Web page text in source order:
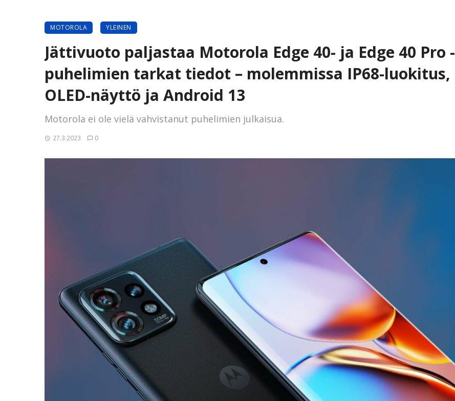
MOTOROLA YLEINEN
Jättivuoto paljastaa Motorola Edge 40- ja Edge 40 Pro -
puhelimien tarkat tiedot – molemmissa IP68-luokitus,
OLED-näyttö ja Android 13
Motorola ei ole vielä vahvistanut puhelimien julkaisua.
27.3.2023 0